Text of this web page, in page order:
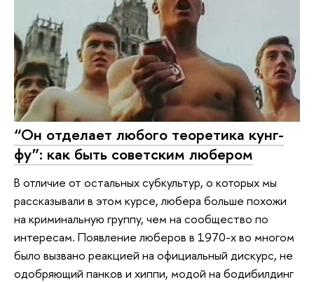
“Он отделает любого теоретика кунг-
фу”: как быть советским любером
В отличие от остальных субкультур, о которых мы
рассказывали в этом курсе, любера больше похожи
на криминальную группу, чем на сообщество по
интересам. Появление люберов в 1970-х во многом
было вызвано реакцией на официальный дискурс, не
одобряющий панков и хиппи, модой на бодибилдинг